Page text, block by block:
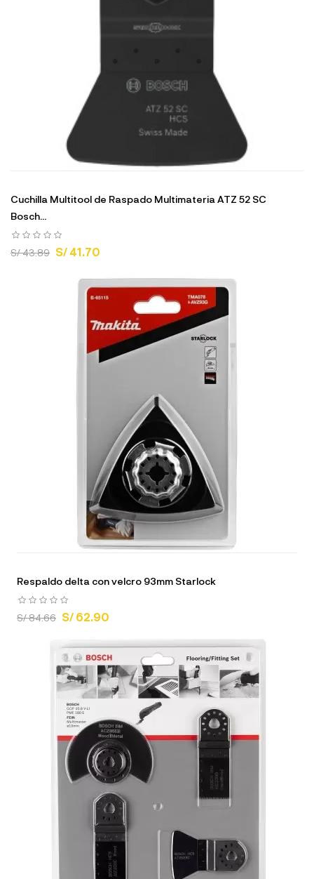
Cuchilla Multitool de Raspado Multimateria ATZ 52 SC
Bosch...
S/ 43.89 S/ 41.70
Respaldo delta con velcro 93mm Starlock
S/ 84.66 S/ 62.90